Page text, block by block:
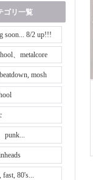
ゴリ一覧
soon... 8/2 up!!!
、metalcore
mosh
punk...
fast, 80's...